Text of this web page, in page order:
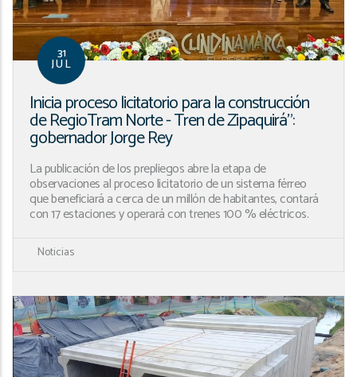
31
JUL
Inicia proceso licitatorio para la construcción
de RegioTram Norte - Tren de Zipaquirá”:
gobernador Jorge Rey
La publicación de los prepliegos abre la etapa de
observaciones al proceso licitatorio de un sistema férreo
que beneficiará a cerca de un millón de habitantes, contará
con 17 estaciones y operará con trenes 100 % eléctricos.
Noticias